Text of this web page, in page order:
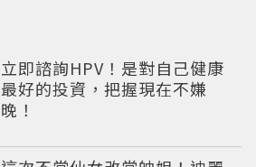
立即諮詢HPV！是對自己健康
最好的投資，把握現在不嫌
晚！